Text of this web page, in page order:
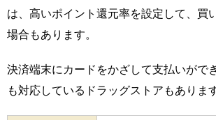
は、高いポイント還元率を設定して、買
場合もあります。
決済端末にカードをかざして支払いがで
も対応しているドラッグストアもあります